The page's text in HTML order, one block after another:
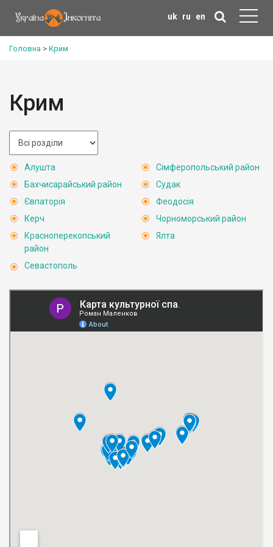
uk ru en
Головна > Крим
Крим
Алушта
Бахчисарайський район
Євпаторія
Керч
Красноперекопський
район
Севастополь
Сімферопольський район
Судак
Феодосія
Чорноморський район
Ялта